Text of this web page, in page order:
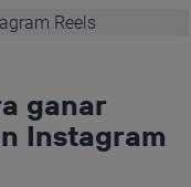
ganar
Instagram